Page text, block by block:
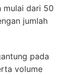
mulai dari 50
jumlah
pada
volume